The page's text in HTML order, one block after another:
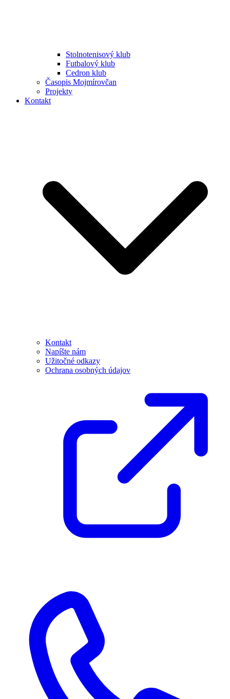
Stolnotenisový klub
Futbalový klub
Cedron klub
Časopis Mojmírovčan
Projekty
Kontakt
Kontakt
Napíšte nám
Užitočné odkazy
Ochrana osobných údajov